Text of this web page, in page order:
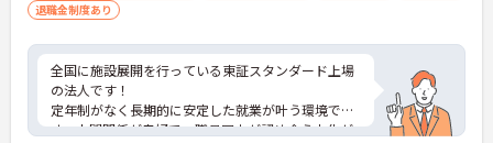
退職金制度あり
全国に施設展開を行っている東証スタンダード上場
の法人です！
定年制がなく長期的に安定した就業が叶う環境で
す。人間関係が良好で、職員同士が認め合う文化が